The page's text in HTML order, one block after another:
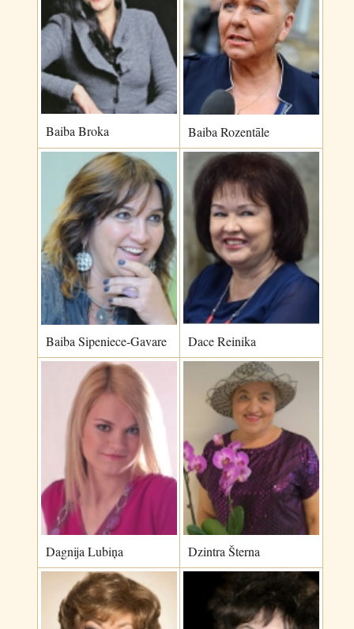
Baiba Broka Baiba Rozentāle
Baiba Sipeniece-Gavare Dace Reinika
Dagnija Lubiņa Dzintra Šterna